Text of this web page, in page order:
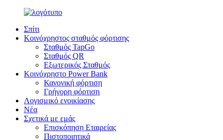
Σπίτι
Κοινόχρηστος σταθμός φόρτισης
Σταθμός TapGo
Σταθμός QR
Εξωτερικός Σταθμός
Κοινόχρηστο Power Bank
Κανονική φόρτιση
Γρήγορη φόρτιση
Λογισμικό ενοικίασης
Νέα
Σχετικά με εμάς
Επισκόπηση Εταιρείας
Πιστοποιητικά